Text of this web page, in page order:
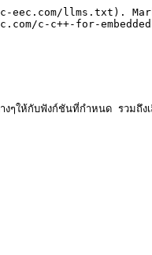
llms.txt).
c-c++-for-embedded-
กับฟังก์ชันที่กำหนด รวมถึงเ